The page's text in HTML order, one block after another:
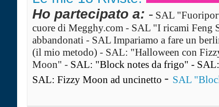
Ho partecipato a: - SAL
cuore di Megghy.com - SAL "I ricami Feng
abbandonati - SAL Impariamo a fare un
(il mio metodo) - SAL: "Halloween con
Moon" - SAL: "Block notes da frigo" -
SAL: Fizzy Moon ad uncinetto - SAL